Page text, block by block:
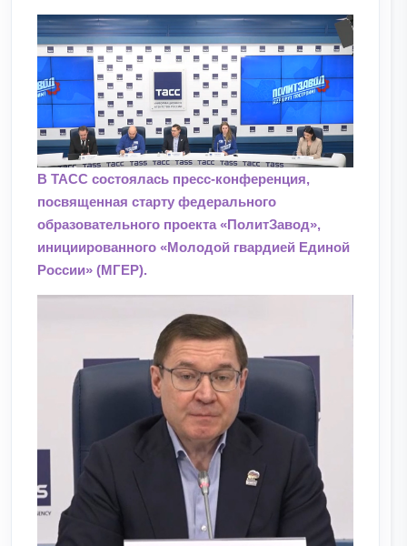
В ТАСС состоялась пресс-конференция,
посвященная старту федерального
образовательного проекта «ПолитЗавод»,
инициированного «Молодой гвардией Единой
России» (МГЕР).